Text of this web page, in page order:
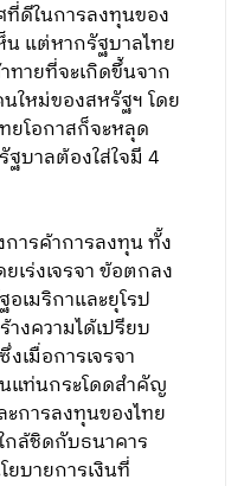
ดีในการลงทุนของ
น แต่หากรัฐบาลไทย
ทายที่จะเกิดขึ้นจาก
ใหม่ของสหรัฐฯ โดย
ยโอกาสก็จะหลุด
บาลต้องใส่ใจมี 4
การค้าการลงทุน ทั้ง
เร่งเจรจา ข้อตกลง
เมริกาและยุโรป
งความได้เปรียบ
เมื่อการเจรจา
นแท่นกระโดดสำคัญ
การลงทุนของไทย
ล้ชิดกับธนาคาร
ยบายการเงินที่